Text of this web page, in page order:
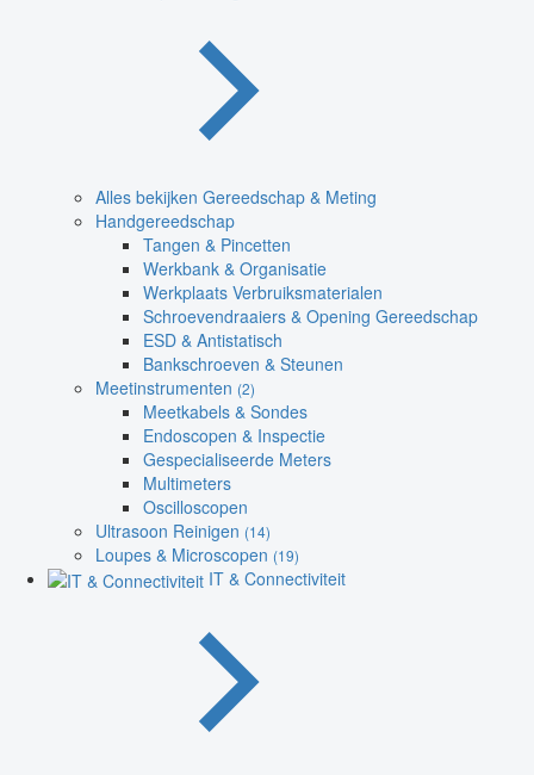
Alles bekijken Gereedschap & Meting
Handgereedschap
Tangen & Pincetten
Werkbank & Organisatie
Werkplaats Verbruiksmaterialen
Schroevendraaiers & Opening Gereedschap
ESD & Antistatisch
Bankschroeven & Steunen
Meetinstrumenten (2)
Meetkabels & Sondes
Endoscopen & Inspectie
Gespecialiseerde Meters
Multimeters
Oscilloscopen
Ultrasoon Reinigen (14)
Loupes & Microscopen (19)
IT & Connectiviteit